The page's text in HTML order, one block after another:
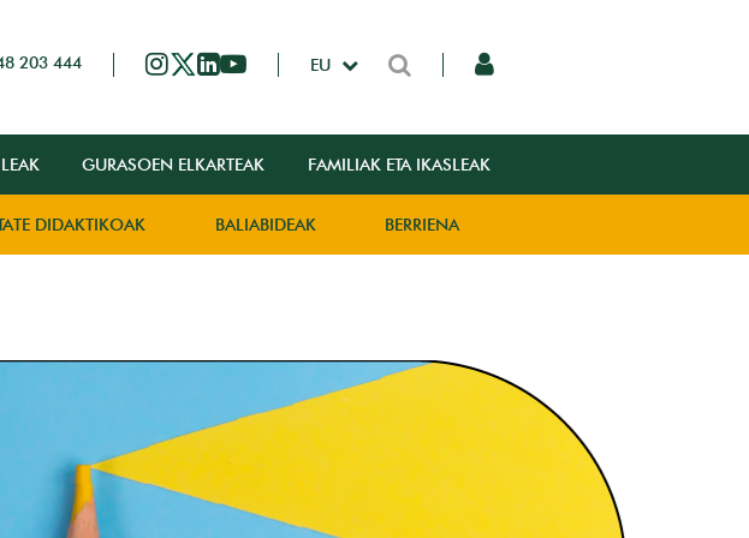
203 444 EU
GURASOEN ELKARTEAK FAMILIAK ETA IKASLEAK
DIDAKTIKOAK BALIABIDEAK BERRIENA